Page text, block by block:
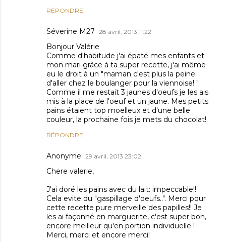
RÉPONDRE
Séverine M27 28 avril, 2013 11:22
Bonjour Valérie
Comme d'habitude j'ai épaté mes enfants et
mon mari grâce à ta super recette, j'ai même
eu le droit à un "maman c'est plus la peine
d'aller chez le boulanger pour la viennoise! "
Comme il me restait 3 jaunes d'oeufs je les ais
mis à la place de l'oeuf et un jaune. Mes petits
pains étaient top moelleux et d'une belle
couleur, la prochaine fois je mets du chocolat!
RÉPONDRE
Anonyme 29 avril, 2013 23:02
Chere valerie,
J'ai doré les pains avec du lait: impeccable!!
Cela evite du "gaspillage d'oeufs..". Merci pour
cette recette pure merveille des papilles!! Je
les ai façonné en marguerite, c'est super bon,
encore meilleur qu'en portion individuelle !
Merci, merci et encore merci!